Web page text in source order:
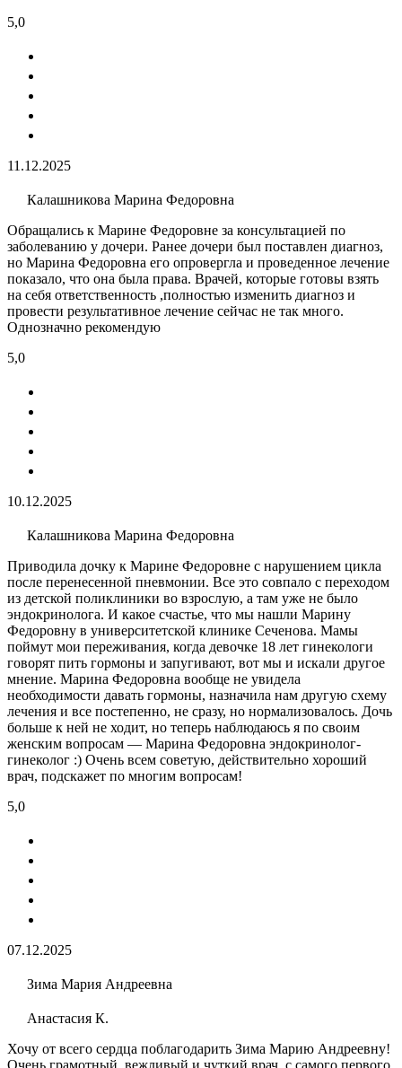
5,0
11.12.2025
Калашникова Марина Федоровна
Обращались к Марине Федоровне за консультацией по
заболеванию у дочери. Ранее дочери был поставлен диагноз,
но Марина Федоровна его опровергла и проведенное лечение
показало, что она была права. Врачей, которые готовы взять
на себя ответственность ,полностью изменить диагноз и
провести результативное лечение сейчас не так много.
Однозначно рекомендую
5,0
10.12.2025
Калашникова Марина Федоровна
Приводила дочку к Марине Федоровне с нарушением цикла
после перенесенной пневмонии. Все это совпало с переходом
из детской поликлиники во взрослую, а там уже не было
эндокринолога. И какое счастье, что мы нашли Марину
Федоровну в университетской клинике Сеченова. Мамы
поймут мои переживания, когда девочке 18 лет гинекологи
говорят пить гормоны и запугивают, вот мы и искали другое
мнение. Марина Федоровна вообще не увидела
необходимости давать гормоны, назначила нам другую схему
лечения и все постепенно, не сразу, но нормализовалось. Дочь
больше к ней не ходит, но теперь наблюдаюсь я по своим
женским вопросам — Марина Федоровна эндокринолог-
гинеколог :) Очень всем советую, действительно хороший
врач, подскажет по многим вопросам!
5,0
07.12.2025
Зима Мария Андреевна
Анастасия К.
Хочу от всего сердца поблагодарить Зима Марию Андреевну!
Очень грамотный, вежливый и чуткий врач, с самого первого